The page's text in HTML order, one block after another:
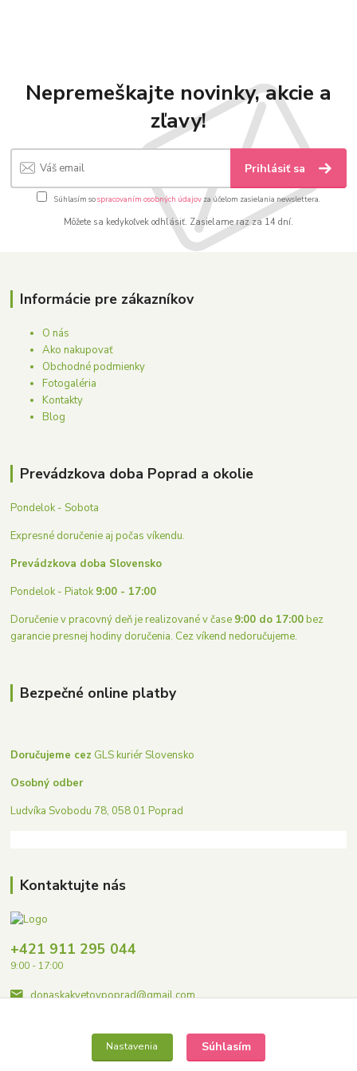
Nepremeškajte novinky, akcie a
zľavy!
Prihlásiť sa
Súhlasím sospracovaním osobných údajov za účelom zasielania newslettera.
Môžete sa kedykoľvek odhlásiť. Zasielame raz za 14 dní.
Informácie pre zákazníkov
O nás
Ako nakupovať
Obchodné podmienky
Fotogaléria
Kontakty
Blog
Prevádzkova doba Poprad a okolie
Pondelok - Sobota
Expresné doručenie aj počas víkendu.
Prevádzkova doba Slovensko
Pondelok - Piatok9:00 - 17:00
Doručenie v pracovný deň je realizované v čase 9:00 do 17:00bez
garancie presnej hodiny doručenia. Cez víkend nedoručujeme.
Bezpečné online platby
Doručujeme cez GLS kuriér Slovensko
Osobný odber
Ludvíka Svobodu 78, 058 01 Poprad
Kontaktujte nás
+421 911 295 044
9:00 - 17:00
donaskakvetovpoprad@gmail.com
Nastavenia Súhlasím